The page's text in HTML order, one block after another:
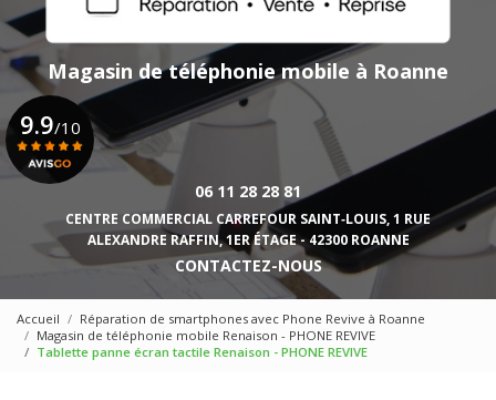
Magasin de téléphonie mobile à Roanne
06 11 28 28 81
CENTRE COMMERCIAL CARREFOUR SAINT‑LOUIS, 1 RUE
ALEXANDRE RAFFIN, 1ER ÉTAGE - 42300 ROANNE
CONTACTEZ-NOUS
9.9/10
Accueil
Réparation de smartphones avec Phone Revive à Roanne
Magasin de téléphonie mobile Renaison - PHONE REVIVE
Tablette panne écran tactile Renaison - PHONE REVIVE